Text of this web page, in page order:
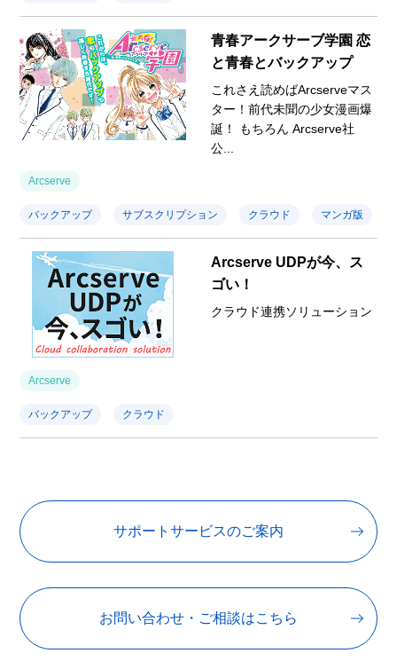
青春アークサーブ学園 恋
と青春とバックアップ
これさえ読めばArcserveマス
ター！前代未聞の少女漫画爆
誕！ もちろん Arcserve社
公...
Arcserve
バックアップ サブスクリプション クラウド マンガ版
Arcserve UDPが今、ス
ゴい！
クラウド連携ソリューション
Arcserve
バックアップ クラウド
サポートサービスのご案内
お問い合わせ・ご相談はこちら